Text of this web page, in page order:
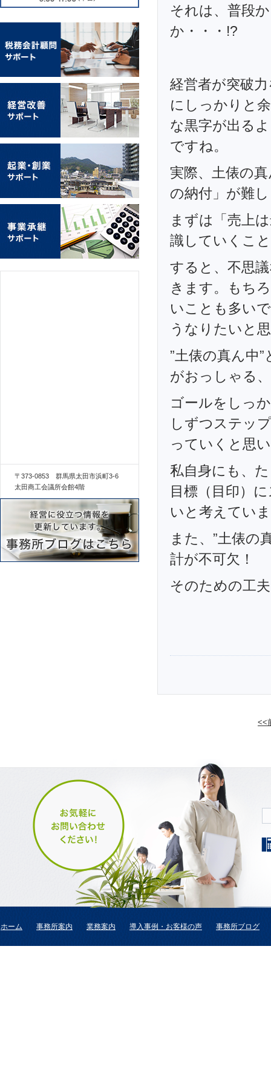
それは、普段
か・・・!?
経営者が突破
にしっかりと
な黒字が出る
ですね。
実際、土俵の
の納付」が難
まずは「売上
識していくこ
すると、不思
きます。もち
いことも多い
うなりたいと
”土俵の真ん中
がおっしゃる
ゴールをしっ
しずつステッ
っていくと思
私自身にも、
目標（目印）
いと考えてい
また、”土俵の
計が不可欠！
そのための工
<<
〒373-0853 群馬県太田市浜町3-6
太田商工会議所会館4階
ホーム 事務所案内 業務案内 導入事例・お客様の声 事務所ブログ